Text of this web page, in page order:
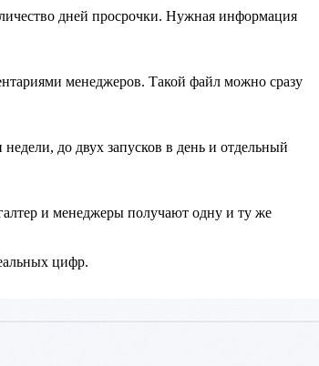
дней просрочки. Нужная информация
менеджеров. Такой файл можно сразу
до двух запусков в день и отдельный
и менеджеры получают одну и ту же
цифр.